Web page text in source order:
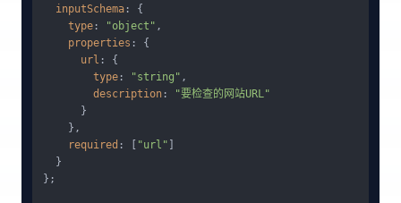
inputSchema : {
type : "object" ,
properties : {
url : {
type : "string" ,
description :
"要检查的网站URL"
      }
    },
required : [ "url"
  }
};